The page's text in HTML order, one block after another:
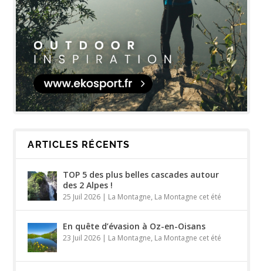
ARTICLES RÉCENTS
TOP 5 des plus belles cascades autour
des 2 Alpes !
25 Juil 2026 | La Montagne, La Montagne cet été
En quête d’évasion à Oz-en-Oisans
23 Juil 2026 | La Montagne, La Montagne cet été